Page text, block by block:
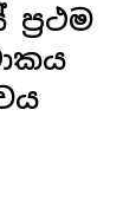
ප්‍රථම